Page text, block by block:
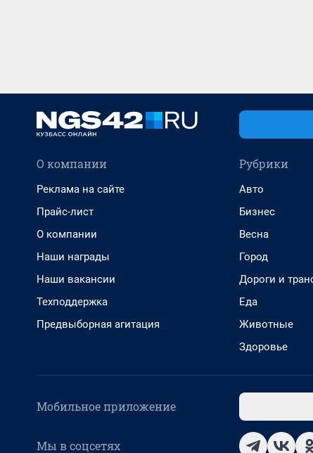
О компании
Реклама на сайте
Прайс-лист
О компании
Наши награды
Наши вакансии
Техподдержка
Предвыборная агитация
Рубрики
Авто
Бизнес
Весна
Город
Дороги и
Еда
Животные
Здоровье
Мобильное приложение
Мы в соцсетях